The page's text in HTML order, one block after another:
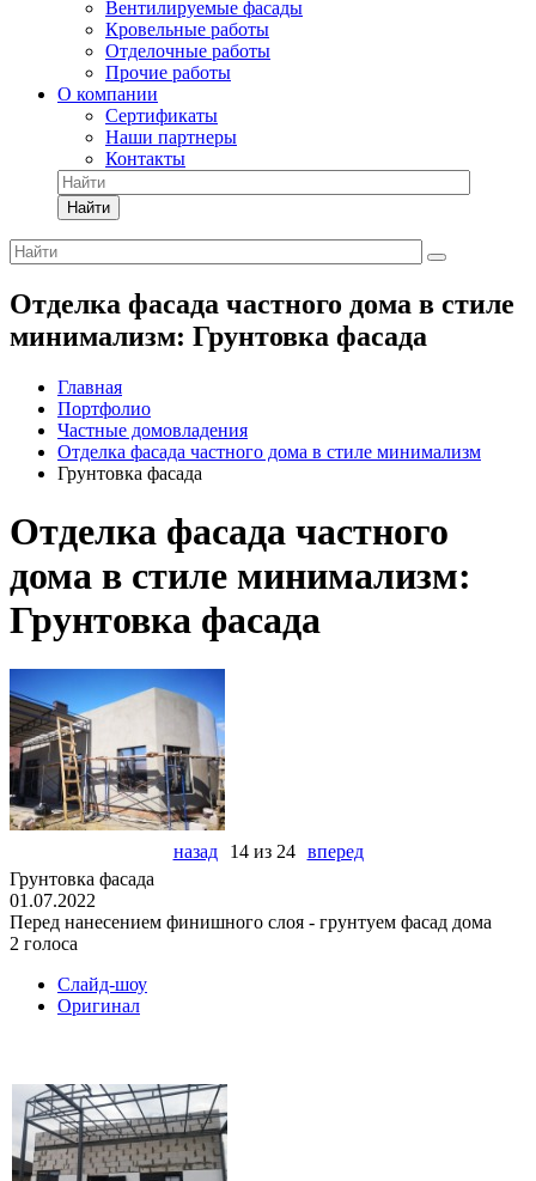
Вентилируемые фасады
Кровельные работы
Отделочные работы
Прочие работы
О компании
Сертификаты
Наши партнеры
Контакты
Найти
Отделка фасада частного дома в стиле
минимализм: Грунтовка фасада
Главная
Портфолио
Частные домовладения
Отделка фасада частного дома в стиле минимализм
Грунтовка фасада
Отделка фасада частного
дома в стиле минимализм:
Грунтовка фасада
назад 14 из 24
вперед
Грунтовка фасада
01.07.2022
Перед нанесением финишного слоя - грунтуем фасад дома
2 голоса
Слайд-шоу
Оригинал